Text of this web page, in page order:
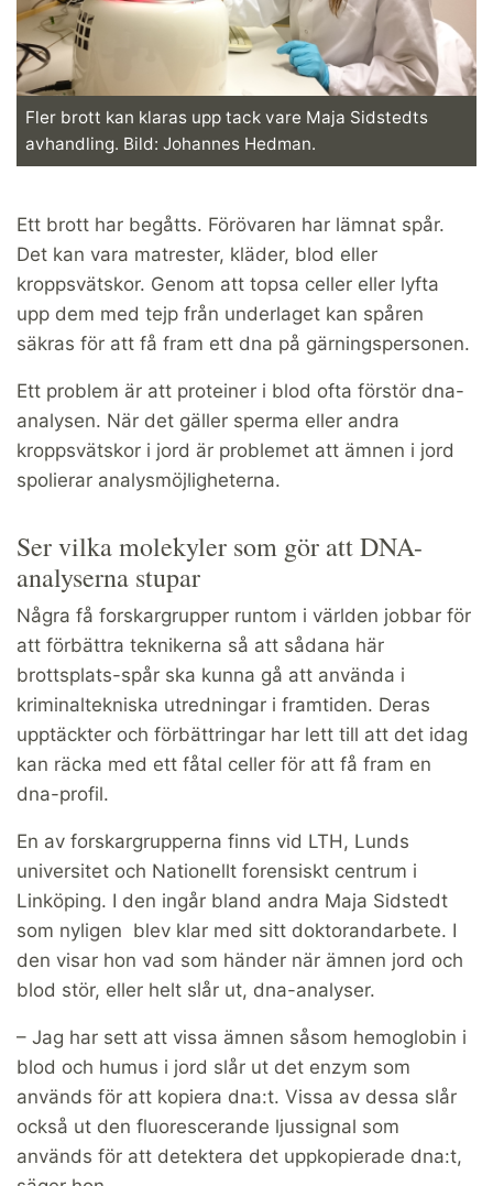
Fler brott kan klaras upp tack vare Maja Sidstedts
avhandling. Bild: Johannes Hedman.
Ett brott har begåtts. Förövaren har lämnat spår.
Det kan vara matrester, kläder, blod eller
kroppsvätskor. Genom att topsa celler eller lyfta
upp dem med tejp från underlaget kan spåren
säkras för att få fram ett dna på gärningspersonen.
Ett problem är att proteiner i blod ofta förstör dna-
analysen. När det gäller sperma eller andra
kroppsvätskor i jord är problemet att ämnen i jord
spolierar analysmöjligheterna.
Ser vilka molekyler som gör att DNA-
analyserna stupar
Några få forskargrupper runtom i världen jobbar för
att förbättra teknikerna så att sådana här
brottsplats-spår ska kunna gå att använda i
kriminaltekniska utredningar i framtiden. Deras
upptäckter och förbättringar har lett till att det idag
kan räcka med ett fåtal celler för att få fram en
dna-profil.
En av forskargrupperna finns vid LTH, Lunds
universitet och Nationellt forensiskt centrum i
Linköping. I den ingår bland andra Maja Sidstedt
som nyligen blev klar med sitt doktorandarbete. I
den visar hon vad som händer när ämnen jord och
blod stör, eller helt slår ut, dna-analyser.
– Jag har sett att vissa ämnen såsom hemoglobin i
blod och humus i jord slår ut det enzym som
används för att kopiera dna:t. Vissa av dessa slår
också ut den fluorescerande ljussignal som
används för att detektera det uppkopierade dna:t,